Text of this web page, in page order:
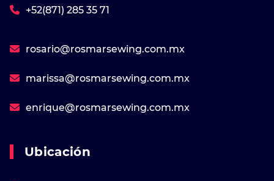
+52(871) 285 35 71
rosario@rosmarsewing.com.mx
marissa@rosmarsewing.com.mx
enrique@rosmarsewing.com.mx
Ubicación